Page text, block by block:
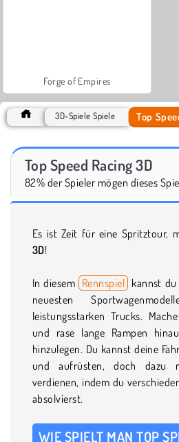
Forge of Empires
3D-Spiele Spiele Top
Top Speed Racing 3D
82% der Spieler mögen dieses
Es ist Zeit für eine Spritztour,
3D!
In diesem Rennspiel kannst
neuesten
leistungsstarken Trucks.
und rase lange Rampen
hinzulegen. Du kannst deine
und aufrüsten, doch dazu
verdienen, indem du
absolvierst.
WIE SPIELT MAN TOP